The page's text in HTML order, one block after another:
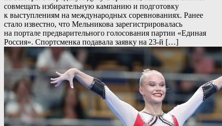
совмещать избирательную кампанию и подготовку
к выступлениям на международных соревнованиях. Ранее
стало известно, что Мельникова зарегистрировалась
на портале предварительного голосования партии «Единая
Россия». Спортсменка подавала заявку на 23‑й […]